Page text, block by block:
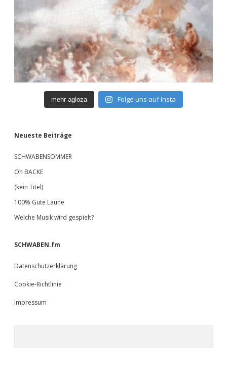
mehr agloza Folge uns auf Insta
Neueste Beiträge
SCHWABENSOMMER
Oh BACKE
(kein Titel)
100% Gute Laune
Welche Musik wird gespielt?
SCHWABEN.fm
Datenschutzerklärung
Cookie-Richtlinie
Impressum